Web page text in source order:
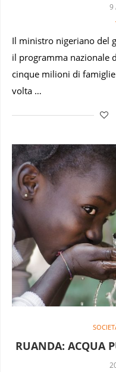
9
Il ministro nigeriano del
il programma nazionale
cinque milioni di
volta …
RUANDA: ACQUA